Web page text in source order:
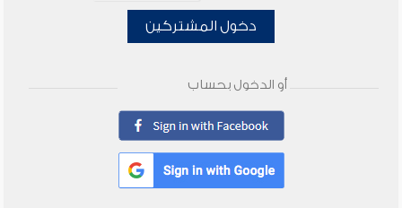
دخول المشتركين
أو الدخول بحساب